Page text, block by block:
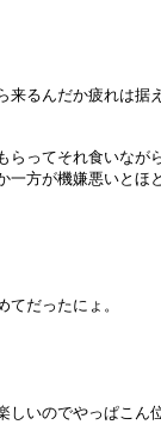
来るんだか疲れは据
らってそれ食いなが
方が機嫌悪いとほ
だったにょ。
しいのでやっぱこん